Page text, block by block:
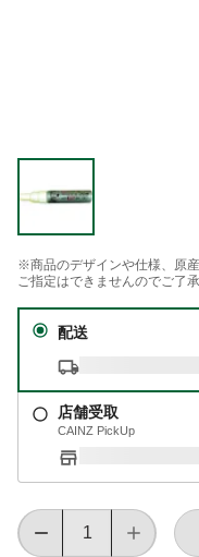
※商品のデザインや仕様、原
ご指定はできませんのでご了承
配送
店舗受取
CAINZ PickUp